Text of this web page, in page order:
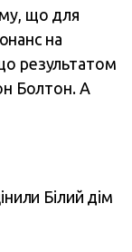
що для
на
результатом
Болтон. А
Білий дім